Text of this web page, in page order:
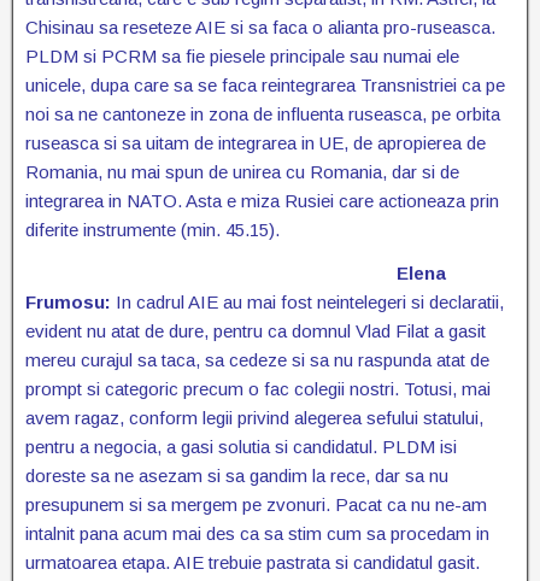
Chisinau sa reseteze AIE si sa faca o alianta pro-ruseasca.
PLDM si PCRM sa fie piesele principale sau numai ele
unicele, dupa care sa se faca reintegrarea Transnistriei ca pe
noi sa ne cantoneze in zona de influenta ruseasca, pe orbita
ruseasca si sa uitam de integrarea in UE, de apropierea de
Romania, nu mai spun de unirea cu Romania, dar si de
integrarea in NATO. Asta e miza Rusiei care actioneaza prin
diferite instrumente (min. 45.15).
Elena
Frumosu: In cadrul AIE au mai fost neintelegeri si declaratii,
evident nu atat de dure, pentru ca domnul Vlad Filat a gasit
mereu curajul sa taca, sa cedeze si sa nu raspunda atat de
prompt si categoric precum o fac colegii nostri. Totusi, mai
avem ragaz, conform legii privind alegerea sefului statului,
pentru a negocia, a gasi solutia si candidatul. PLDM isi
doreste sa ne asezam si sa gandim la rece, dar sa nu
presupunem si sa mergem pe zvonuri. Pacat ca nu ne-am
intalnit pana acum mai des ca sa stim cum sa procedam in
urmatoarea etapa. AIE trebuie pastrata si candidatul gasit.